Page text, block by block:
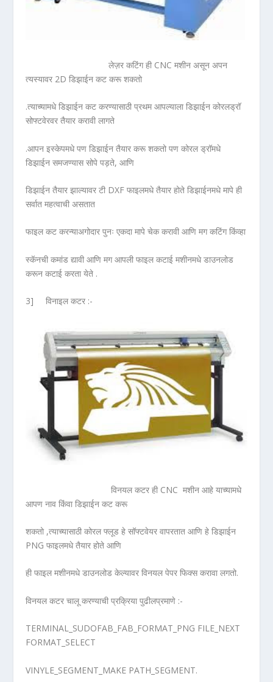
लेज़र कटिंग ही CNC मशीन असून अपन
त्यस्यावर 2D डिझाईन कट करू शकतो
.त्याच्यामधे डिझाईन कट करण्यासाठी प्रथम आपल्याला डिझाईन कोरलड्रॉ
सोफ्टवेरवर तैयार करावी लागते
.आपन इस्केपमधे पण डिझाईन तैयार करू शकतो पण कोरल ड्रॉमधे
डिझाईन समजण्यास सोपे पड़ते, आणि
डिझाईन तैयार झाल्यावर टी DXF फाइलमधे तैयार होते डिझाईनमधे मापे ही
सर्वात महत्वाची असतात
फाइल कट करन्याअगोदार पुनः एकदा मापे चेक करावी आणि मग कटिंग किंव्हा
स्कॅनची कमांड द्यावी आणि मग आपली फाइल कटाई मशीनमधे डाउनलोड
करून कटाई करता येते .
3] विनाइल कटर :-
विनयल कटर ही CNC मशीन आहे याच्यामधे
आपण नाव किंवा डिझाईन कट करू
शकतो ,त्याच्यासाठी कोरल फ्लूड हे सॉफ्टवेयर वापरतात आणि हे डिझाईन
PNG फाइलमधे तैयार होते आणि
ही फाइल मशीनमधे डाउनलोड केल्यावर विनयल पेपर फिक्स करावा लगतो.
विनयल कटर चालू करण्याची प्रक्रिया पुढीलप्रमाणे :-
TERMINAL_SUDOFAB_FAB_FORMAT_PNG FILE_NEXT
FORMAT_SELECT
VINYLE_SEGMENT_MAKE PATH_SEGMENT.